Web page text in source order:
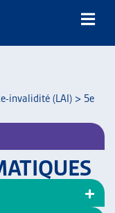
invalidité (LAI) > 5e